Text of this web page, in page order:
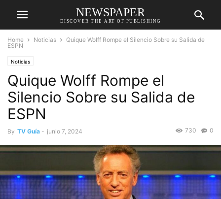
NEWSPAPER
DISCOVER THE ART OF PUBLISHING
Home Noticias
Quique Wolff Rompe el Silencio Sobre su Salida de
ESPN
Noticias
Quique Wolff Rompe el
Silencio Sobre su Salida de
ESPN
By TV Guía - junio 7, 2024 0
730